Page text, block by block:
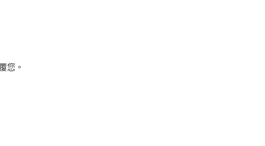
您。